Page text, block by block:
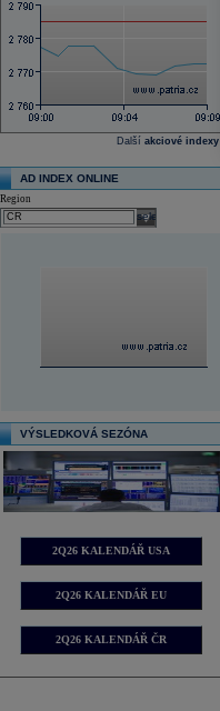
Další akciové indexy
AD INDEX ONLINE
Region
select
VÝSLEDKOVÁ SEZÓNA
2Q26 KALENDÁŘ USA
2Q26 KALENDÁŘ EU
2Q26 KALENDÁŘ ČR